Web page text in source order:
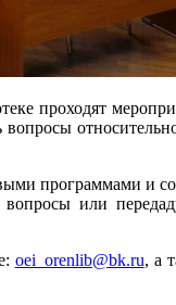
проходят
программами и
или
oei_orenlib@bk.ru, а